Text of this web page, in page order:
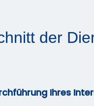
der
Ihres